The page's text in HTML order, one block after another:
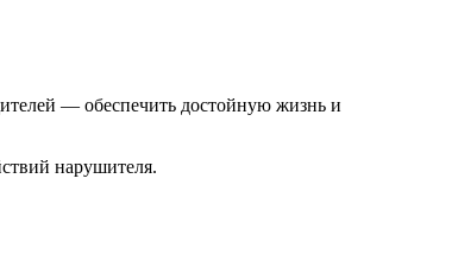
— обеспечить достойную жизнь и
нарушителя.